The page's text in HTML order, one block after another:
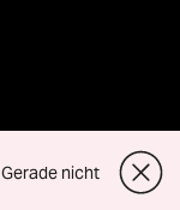
Gerade nicht